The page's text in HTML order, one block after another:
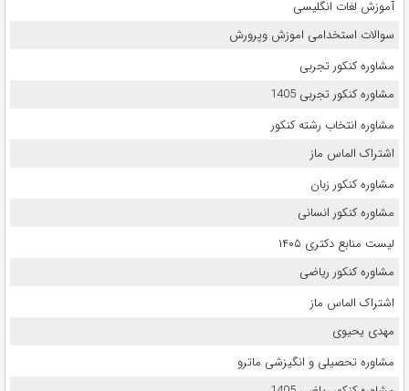
آموزش لغات انگلیسی
سوالات استخدامی اموزش وپرورش
مشاوره کنکور تجربی
مشاوره کنکور تجربی 1405
مشاوره انتخاب رشته کنکور
اشتراک الماس ماز
مشاوره کنکور زبان
مشاوره کنکور انسانی
لیست منابع دکتری ۱۴۰۵
مشاوره کنکور ریاضی
اشتراک الماس ماز
مهدی یحیوی
مشاوره تحصیلی و انگیزشی ماترو